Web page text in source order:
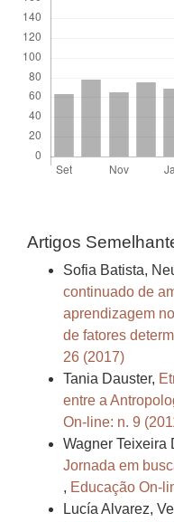
Artigos
Sofia Batista,
continuado de
aprendizagem
de fatores
26 (2017)
Tania Dauster,
entre a
On-line: n. 9
Wagner Teixeira
Jornada em
, Educação On-
Lucía Alvarez,